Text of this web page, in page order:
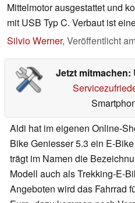
Mittelmotor ausgestattet und
mit USB Typ C. Verbaut ist
Silvio Werner, Veröffentlicht
Jetzt mitmachen:
Aldi hat im eigenen Online-
Bike Geniesser 5.3 ein E-Bike
trägt im Namen die
Modell auch als Trekking-E-
Angeboten wird das Fahrrad